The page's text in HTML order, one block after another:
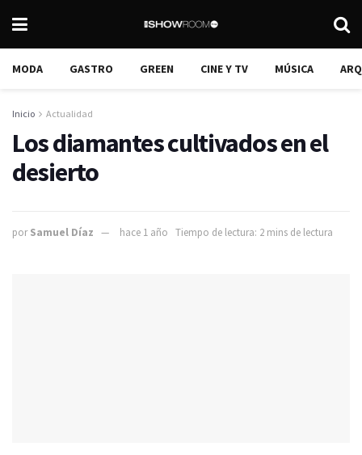
MODA GASTRO GREEN CINE Y TV MÚSICA
Inicio Actualidad
Los diamantes cultivados en el
desierto
por Samuel Díaz hace 1 año Tiempo de lectura: 2 mins de lectura